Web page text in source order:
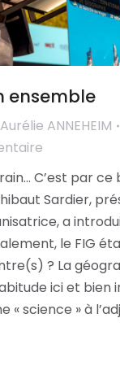
ensemble
Aurélie ANNEHEIM
C’est par ce
Sardier,
a
le FIG
? La
ici et
« science » à